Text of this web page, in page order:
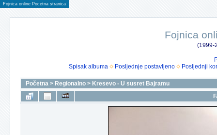
Fojnica online Pocetna stranica
Fojnica
(1999-
Spisak albuma
Posljednje postavljeno Posljednji
Početna > Regionalno > Kresevo - U susret Bajramu